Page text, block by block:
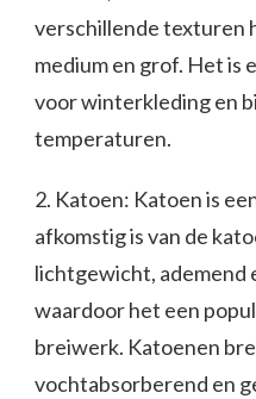
verschillende texturen
medium en grof. Het is
voor winterkleding en
temperaturen.
2. Katoen: Katoen is
afkomstig is van de
lichtgewicht, ademend
waardoor het een
breiwerk. Katoenen
vochtabsorberend en